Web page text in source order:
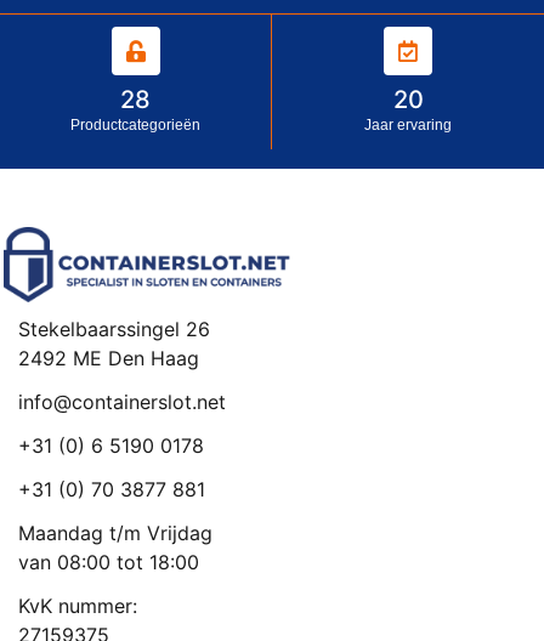
28
Productcategorieën
20
Jaar ervaring
Stekelbaarssingel 26
2492 ME Den Haag
info@containerslot.net
+31 (0) 6 5190 0178
+31 (0) 70 3877 881
Maandag t/m Vrijdag
van 08:00 tot 18:00
KvK nummer:
27159375